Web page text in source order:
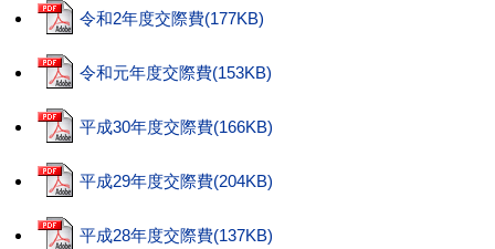
令和2年度交際費(177KB)
令和元年度交際費(153KB)
平成30年度交際費(166KB)
平成29年度交際費(204KB)
平成28年度交際費(137KB)